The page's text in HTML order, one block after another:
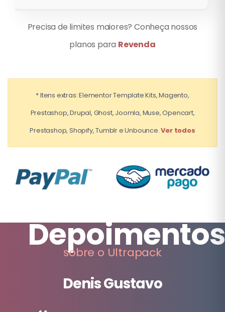
Precisa de limites maiores? Conheça nossos
planos para Revenda
* Itens extras: Elementor Template Kits, Magento,
Prestashop, Drupal, Ghost, Joomla, Muse, Opencart,
Prestashop, Shopify, Tumblr e Unbounce.Ver todos
Depoimentos
sobre o Ultrapack